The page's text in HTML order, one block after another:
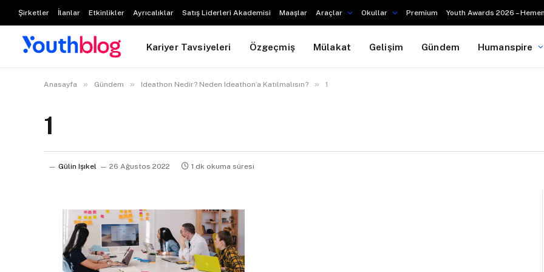
Şirketler İlanlar Etkinlikler Ayrıcalıklar Satış Liderleri Akademisi Maaşlar Araçlar Okullar Premium Youth Awards 2026 –
Kariyer Tavsiyeleri Özgeçmiş Mülakat Gelişim Gündem Humanspire
Anasayfa » Gündem » Ideathon Nedir? Neden Ideathon’a Katılmalısın? » 1
1
Gülin Işıkel 26 Ağustos 2022 1 dk okuma süresi